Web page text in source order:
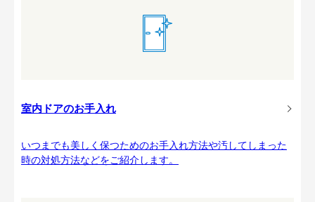
室内ドアのお手入れ
いつまでも美しく保つためのお手入れ方法や汚してしまった
時の対処方法などをご紹介します。